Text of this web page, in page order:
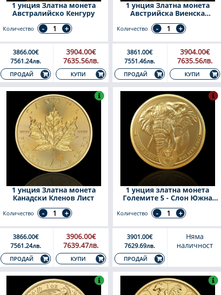
1 унция Златна монета
Австралийско Кенгуру
Количество
3866.00€
7561.24лв.
ПРОДАЙ
3904.00€
7635.56лв.
КУПИ
1 унция Златна монета
Австрийска Виенска
Филхармония
Количество
3861.00€
7551.46лв.
ПРОДАЙ
3904.00€
7635.56лв.
КУПИ
1 унция Златна монета
Канадски Кленов Лист
Количество
3866.00€
7561.24лв.
ПРОДАЙ
3906.00€
7639.47лв.
КУПИ
1 унция златна монета
Големите 5 - Слон Южна
Африка
Количество
3901.00€
7629.69лв.
ПРОДАЙ
Няма
наличност